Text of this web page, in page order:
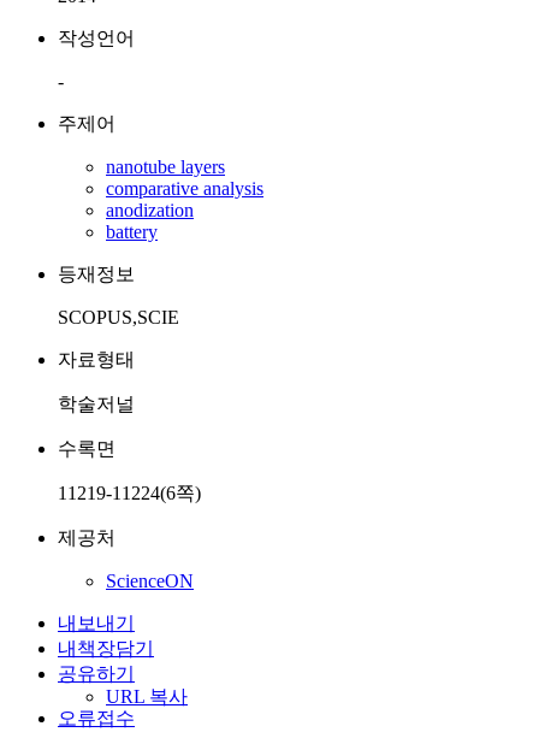
작성언어
-
주제어
nanotube layers
comparative analysis
anodization
battery
등재정보
SCOPUS,SCIE
자료형태
학술저널
수록면
11219-11224(6쪽)
제공처
ScienceON
내보내기
내책장담기
공유하기
URL 복사
오류접수